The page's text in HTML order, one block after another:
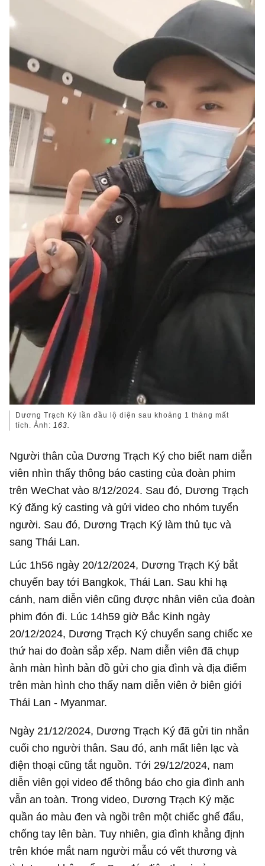
Dương Trạch Ký lần đầu lộ diện sau khoảng 1 tháng mất
tích. Ảnh:163.
Người thân của Dương Trạch Ký cho biết nam diễn
viên nhìn thấy thông báo casting của đoàn phim
trên WeChat vào 8/12/2024. Sau đó, Dương Trạch
Ký đăng ký casting và gửi video cho nhóm tuyển
người. Sau đó, Dương Trạch Ký làm thủ tục và
sang Thái Lan.
Lúc 1h56 ngày 20/12/2024, Dương Trạch Ký bắt
chuyến bay tới Bangkok, Thái Lan. Sau khi hạ
cánh, nam diễn viên cũng được nhân viên của đoàn
phim đón đi. Lúc 14h59 giờ Bắc Kinh ngày
20/12/2024, Dương Trạch Ký chuyển sang chiếc xe
thứ hai do đoàn sắp xếp. Nam diễn viên đã chụp
ảnh màn hình bản đồ gửi cho gia đình và địa điểm
trên màn hình cho thấy nam diễn viên ở biên giới
Thái Lan - Myanmar.
Ngày 21/12/2024, Dương Trạch Ký đã gửi tin nhắn
cuối cho người thân. Sau đó, anh mất liên lạc và
điện thoại cũng tắt nguồn. Tới 29/12/2024, nam
diễn viên gọi video để thông báo cho gia đình anh
vẫn an toàn. Trong video, Dương Trạch Ký mặc
quần áo màu đen và ngồi trên một chiếc ghế đẩu,
chống tay lên bàn. Tuy nhiên, gia đình khẳng định
trên khóe mắt nam người mẫu có vết thương và